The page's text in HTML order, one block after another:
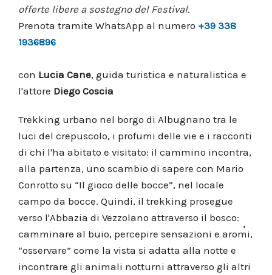
offerte libere a sostegno del Festival.
Prenota tramite WhatsApp al numero +39 338
1936896
con Lucia Cane, guida turistica e naturalistica e
l'attore Diego Coscia
Trekking urbano nel borgo di Albugnano tra le
luci del crepuscolo, i profumi delle vie e i racconti
di chi l'ha abitato e visitato: il cammino incontra,
alla partenza, uno scambio di sapere con Mario
Conrotto su “Il gioco delle bocce”, nel locale
campo da bocce. Quindi, il trekking prosegue
verso l'Abbazia di Vezzolano attraverso il bosco:
camminare al buio, percepire sensazioni e aromi,
“osservare” come la vista si adatta alla notte e
incontrare gli animali notturni attraverso gli altri